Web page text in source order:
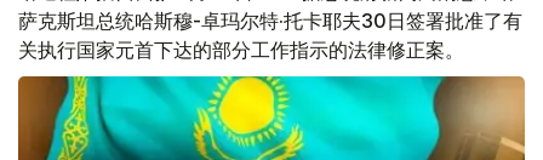
萨克斯坦总统哈斯穆-卓玛尔特·托卡耶夫30日签署批准了有
关执行国家元首下达的部分工作指示的法律修正案。